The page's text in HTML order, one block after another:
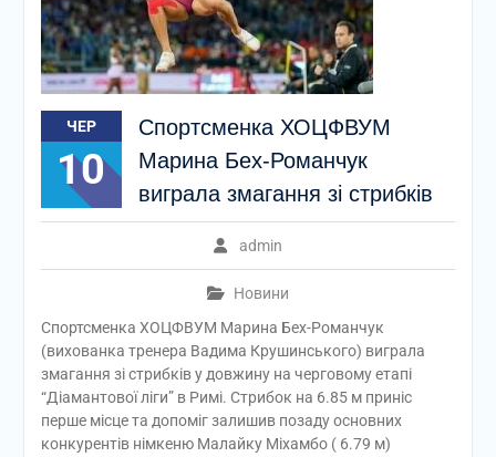
ЧЕР
10
Спортсменка ХОЦФВУМ
Марина Бех-Романчук
виграла змагання зі стрибків
admin
Новини
Спортсменка ХОЦФВУМ Марина Бех-Романчук
(вихованка тренера Вадима Крушинського) виграла
змагання зі стрибків у довжину на черговому етапі
“Діамантової ліги” в Римі. Стрибок на 6.85 м приніс
перше місце та допоміг залишив позаду основних
конкурентів німкеню Малайку Міхамбо ( 6.79 м)